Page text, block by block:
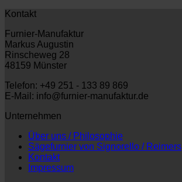
Kontakt
Furnier-Manufaktur
Markus Augustin
Rinscheweg 28
48159 Münster
Telefon: +49 251 - 133 89 869
E-Mail: info@furnier-manufaktur.de
Unternehmen
Über uns / Philosophie
Sägefurnier von Signorello / Reimers
Kontakt
Impressum